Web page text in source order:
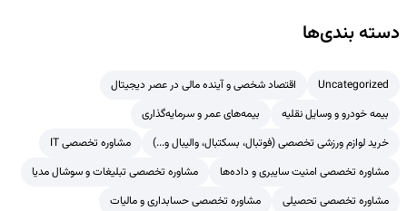
دسته بندی‌ها
Uncategorized
اقتصاد شخصی و آینده مالی در عصر دیجیتال
بیمه خودرو و وسایل نقلیه
بیمه‌های عمر و سرمایه‌گذاری
خرید لوازم ورزشی تخصصی (فوتبال، بسکتبال، والیبال و...)
مشاوره تخصصی IT
مشاوره تخصصی امنیت سایبری و داده‌ها
مشاوره تخصصی تبلیغات و سوشال مدیا
مشاوره تخصصی تحصیلی
مشاوره تخصصی حسابداری و مالیات